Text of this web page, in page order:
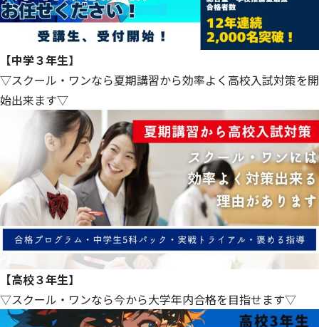
【中学３年生】
▽スクール・ワンなら夏期講習から効率よく高校入試対策を開
始出来ます▽
【高校３年生】
▽スクール・ワンなら今から大学年内合格を目指せます▽